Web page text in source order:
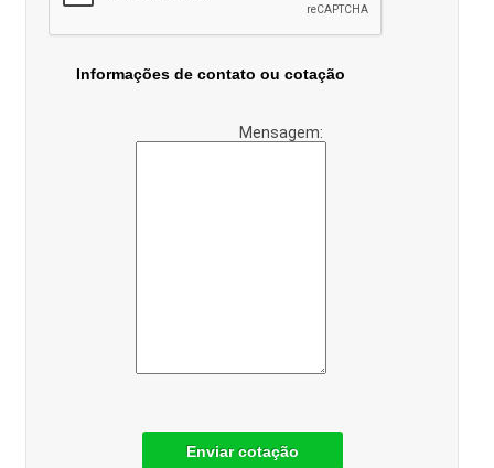
Informações de contato ou cotação
Mensagem:
Enviar cotação